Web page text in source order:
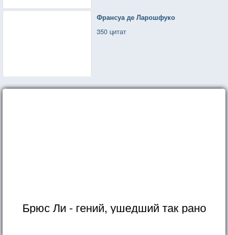
Франсуа де Ларошфуко
350 цитат
Брюс Ли - гений, ушедший так рано